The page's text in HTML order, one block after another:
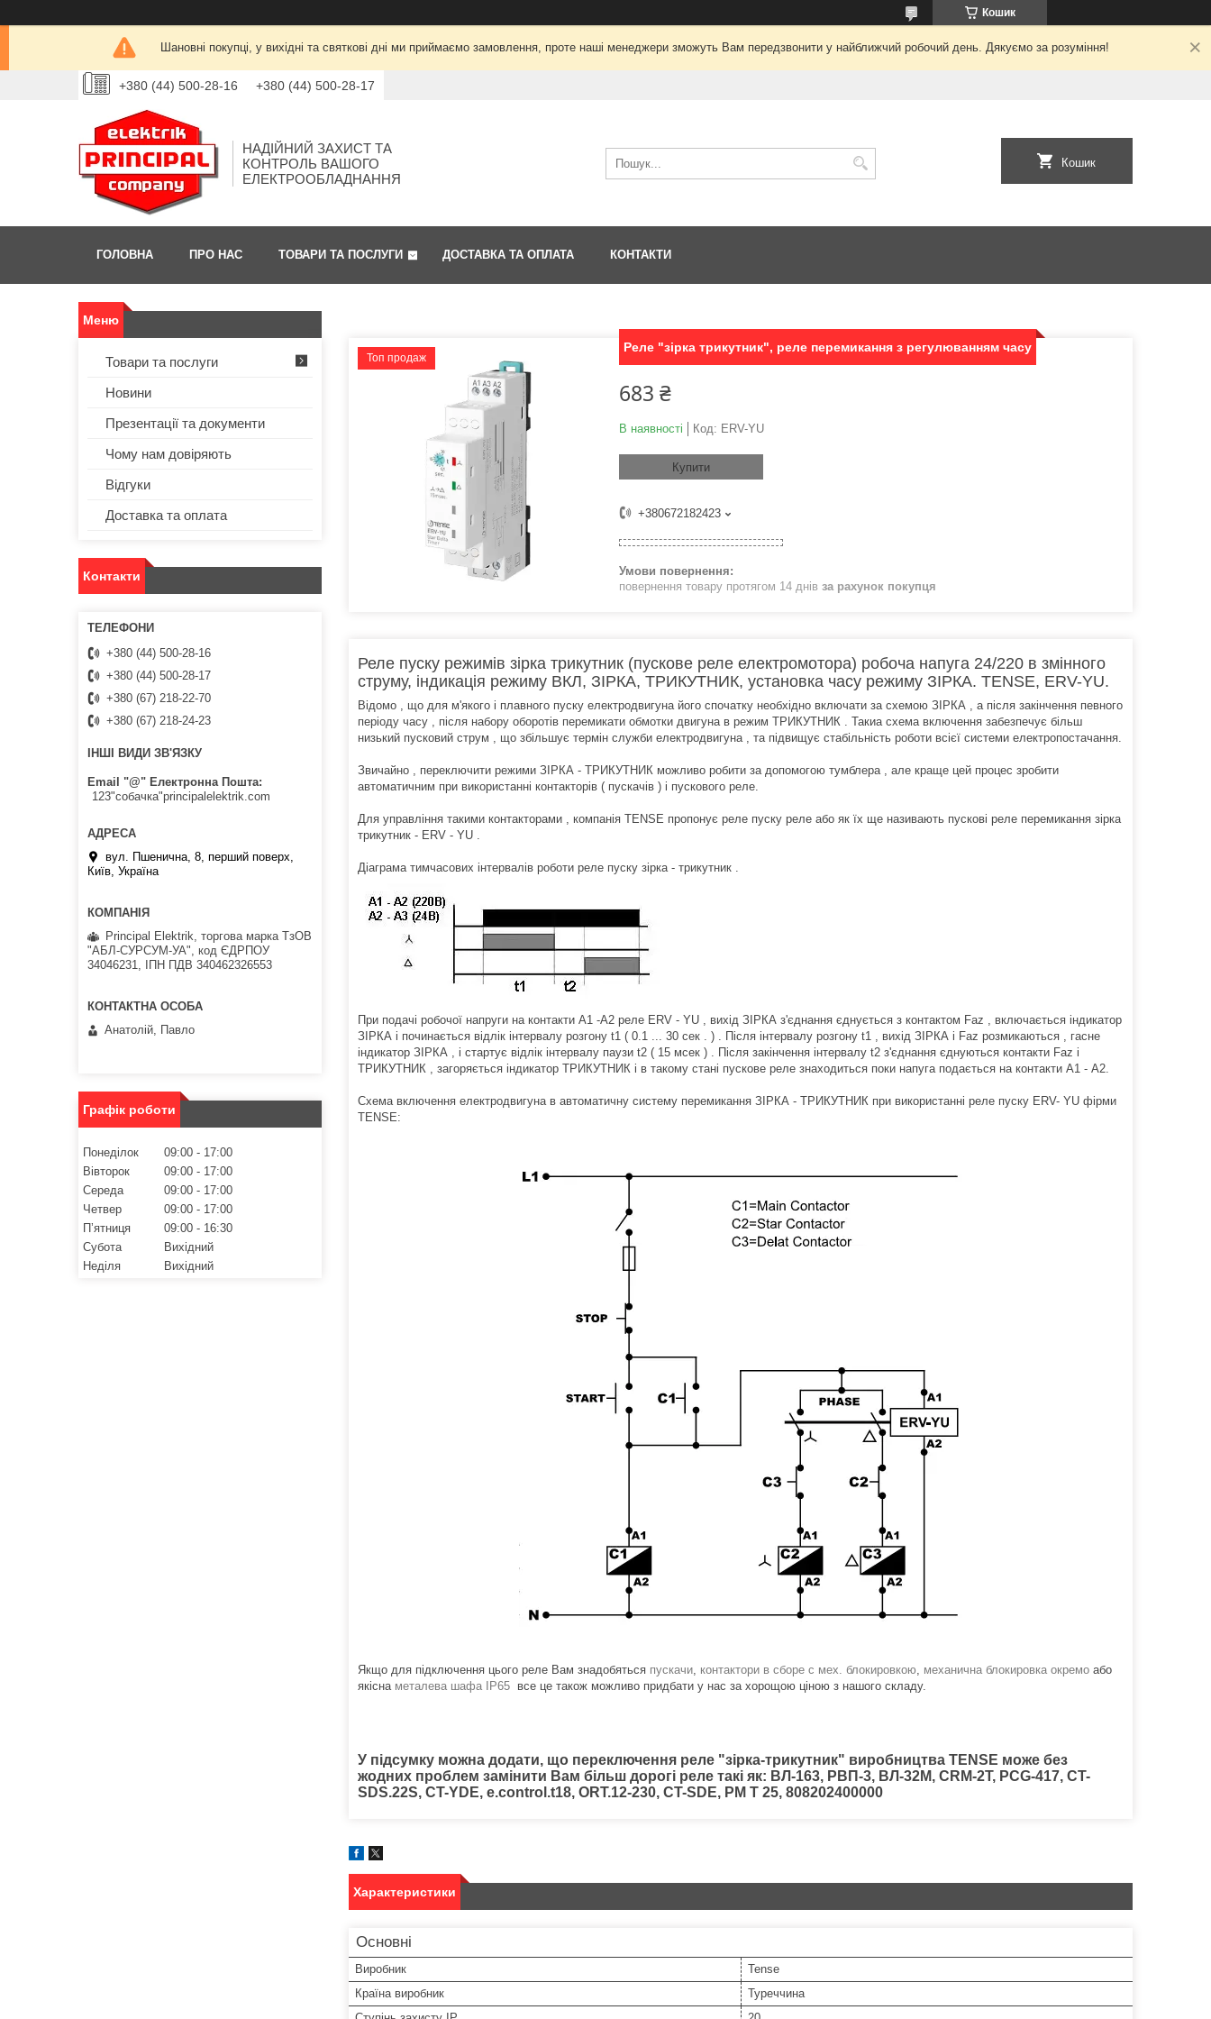
Кошик
Шановні покупці, у вихідні та святкові дні ми приймаємо замовлення, проте наші менеджери зможуть Вам передзвонити у найближчий робочий день. Дякуємо за розуміння!
+380 (44) 500-28-16 +380 (44) 500-28-17
НАДІЙНИЙ ЗАХИСТ ТА
КОНТРОЛЬ ВАШОГО
ЕЛЕКТРООБЛАДНАННЯ
Кошик
ГОЛОВНА ПРО НАС ТОВАРИ ТА ПОСЛУГИ ДОСТАВКА ТА ОПЛАТА КОНТАКТИ
Топ продаж
Реле "зірка трикутник", реле перемикання з регулюванням часу
683 ₴
В наявності Код: ERV-YU
Купити
+380672182423
повернення товару протягом 14 днів за рахунок покупця
Реле пуску режимів зірка трикутник (пускове реле електромотора) робоча напуга 24/220 в змінного
струму, індикація режиму ВКЛ, ЗІРКА, ТРИКУТНИК, установка часу режиму ЗІРКА. TENSE, ERV-YU.
Відомо , що для м'якого і плавного пуску електродвигуна його спочатку необхідно включати за схемою ЗІРКА , а після закінчення певного
періоду часу , після набору оборотів перемикати обмотки двигуна в режим ТРИКУТНИК . Такиа схема включення забезпечує більш
низький пусковий струм , що збільшує термін служби електродвигуна , та підвищує стабільність роботи всієї системи електропостачання.
Звичайно , переключити режими ЗІРКА - ТРИКУТНИК можливо робити за допомогою тумблера , але краще цей процес зробити
автоматичним при використанні контакторів ( пускачів ) і пускового реле.
Для управління такими контакторами , компанія TENSE пропонує реле пуску реле або як їх ще називають пускові реле перемикання зірка
трикутник - ERV - YU .
Діаграма тимчасових інтервалів роботи реле пуску зірка - трикутник .
При подачі робочої напруги на контакти А1 -А2 реле ERV - YU , вихід ЗІРКА з'єднання єднується з контактом Faz , включається індикатор
ЗІРКА і починається відлік інтервалу розгону t1 ( 0.1 ... 30 сек . ) . Після інтервалу розгону t1 , вихід ЗІРКА і Faz розмикаються , гасне
індикатор ЗІРКА , і стартує відлік інтервалу паузи t2 ( 15 мсек ) . Після закінчення інтервалу t2 з'єднання єднуються контакти Faz і
ТРИКУТНИК , загоряється індикатор ТРИКУТНИК і в такому стані пускове реле знаходиться поки напуга подається на контакти А1 - А2.
Схема включення електродвигуна в автоматичну систему перемикання ЗІРКА - ТРИКУТНИК при використанні реле пуску ERV- YU фірми
TENSE:
Якщо для підключення цього реле Вам знадобяться пускачи, контактори в сборе с мех. блокировкою, механична блокировка окремо або
якісна металева шафа IP65 все це також можливо придбати у нас за хорощою ціною з нашого складу.
У підсумку можна додати, що переключення реле "зірка-трикутник" виробництва TENSE може без
жодних проблем замінити Вам більш дорогі реле такі як: ВЛ-163, РВП-3, ВЛ-32М, CRM-2T, PCG-417, CT-
SDS.22S, CT-YDE, e.control.t18, ORT.12-230, CT-SDE, РМ Т 25, 808202400000
Характеристики
Основні
Виробник
Tense
Країна виробник
Туреччина
Товари та послуги
Новини
Презентації та документи
Чому нам довіряють
Відгуки
Доставка та оплата
Контакти
+380 (44) 500-28-16
+380 (44) 500-28-17
+380 (67) 218-22-70
+380 (67) 218-24-23
ІНШІ ВИДИ ЗВ'ЯЗКУ
Email "@" Електронна Пошта
123"собачка"principalelektrik.com
вул. Пшенична, 8, перший поверх,
Київ, Україна
Principal Elektrik, торгова марка ТзОВ
"АБЛ-СУРСУМ-УА", код ЄДРПОУ
34046231, ІПН ПДВ 340462326553
Анатолій, Павло
Графік роботи
Понеділок 09:00
17:00
Вівторок
09:00
17:00
Середа
09:00
17:00
Четвер
09:00
17:00
Пʼятниця
09:00
16:30
Субота
Вихідний
Неділя
Вихідний